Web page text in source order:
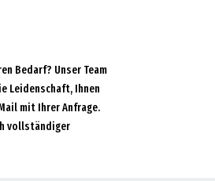
Bedarf? Unser Team
Leidenschaft, Ihnen
mit Ihrer Anfrage.
vollständiger